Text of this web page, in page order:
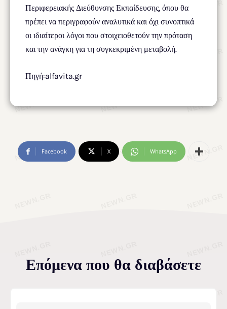
Περιφερειακής Διεύθυνσης Εκπαίδευσης, όπου θα
πρέπει να περιγραφούν αναλυτικά και όχι συνοπτικά
οι ιδιαίτεροι λόγοι που στοιχειοθετούν την πρόταση
και την ανάγκη για τη συγκεκριμένη μεταβολή.
Πηγή:alfavita.gr
Facebook X WhatsApp
Επόμενα που θα διαβάσετε